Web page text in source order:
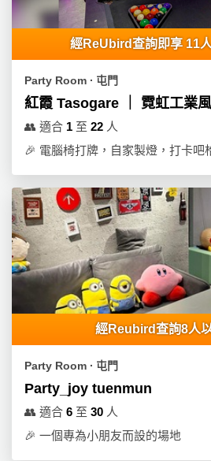
食
色
蛋
糕
束
及
花
藝
禮
品
訂
地
佈
置
朋
友
會
慶
日
拍
拖
企
業
/
婚
禮
動
攻
員
計
會
知
夾
時
間
神
器
清
單
聯
關
經ReUbird查詢即享 11
Party Room ∙ 屯門
紅霞 Tasogare ｜ 霓虹工業
👥 適合 1 至 22 人
🎉 電腦椅打牌，自家製燈，打卡吧
經Reubird查詢8人
Party Room ∙ 屯門
Party_joy tuenmun
👥 適合 6 至 30 人
🎉 一個專為小朋友而設的場地